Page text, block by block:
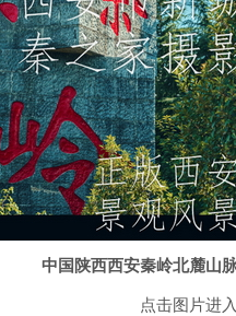
中国陕西西安秦岭北麓山
点击图片进